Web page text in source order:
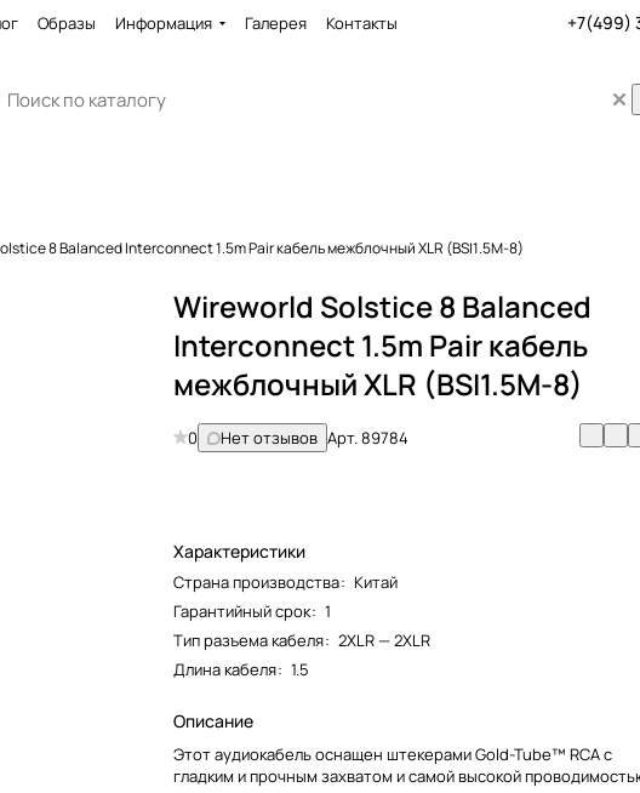
Образы Информация Галерея Контакты +7(499)
8 Balanced Interconnect 1.5m Pair кабель межблочный XLR (BSI1.5M-8)
Wireworld Solstice 8 Balanced
Interconnect 1.5m Pair кабель
межблочный XLR (BSI1.5M-8)
0 Нет отзывов Арт.89784
Характеристики
Страна производства: Китай
Гарантийный срок: 1
Тип разъема кабеля: 2XLR — 2XLR
Длина кабеля: 1.5
Описание
Этот аудиокабель оснащен штекерами Gold-Tube™ RCA с
гладким и прочным захватом и самой высокой